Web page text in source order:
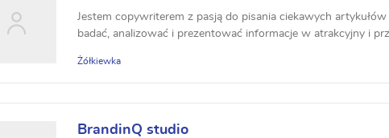
Jestem copywriterem z pasją do pisania ciekawych
badać, analizować i prezentować informacje w atrakcyjny i
Żółkiewka
BrandinQ studio